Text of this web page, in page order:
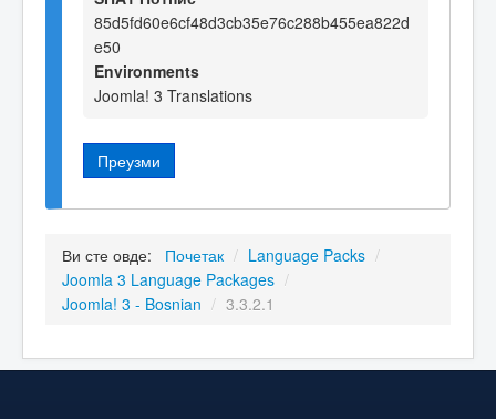
85d5fd60e6cf48d3cb35e76c288b455ea822d
e50
Environments
Joomla! 3 Translations
Преузми
Ви сте овде: Почетак / Language Packs /
Joomla 3 Language Packages /
Joomla! 3 - Bosnian / 3.3.2.1